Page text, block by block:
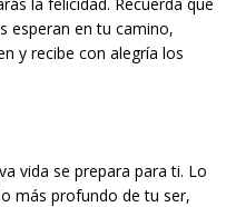
esperan en tu camino,
y recibe con alegría los
vida se prepara para ti. Lo
más profundo de tu ser,